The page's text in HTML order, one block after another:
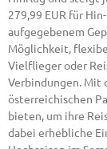
279,99 EUR für
aufgegebenem
Möglichkeit,
Vielflieger oder
Verbindungen. Mit
österreichischen
bieten, um ihre
dabei erhebliche